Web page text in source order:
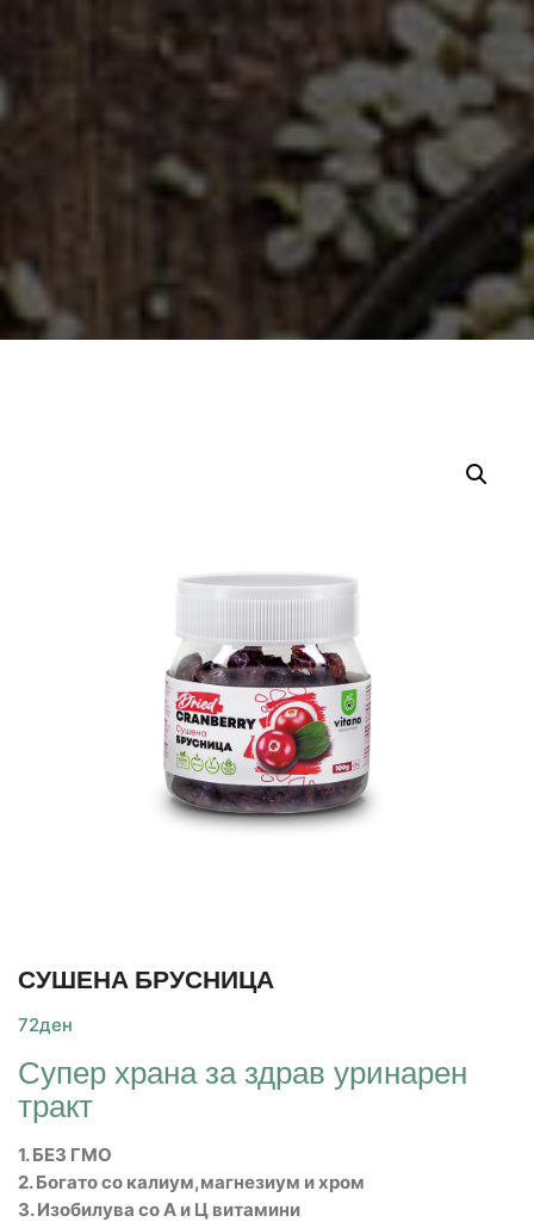
СУШЕНА БРУСНИЦА
72ден
Супер храна за здрав уринарен
тракт
1. БЕЗ ГМО
2. Богато со калиум,магнезиум и хром
3. Изобилува со A и Ц витамини